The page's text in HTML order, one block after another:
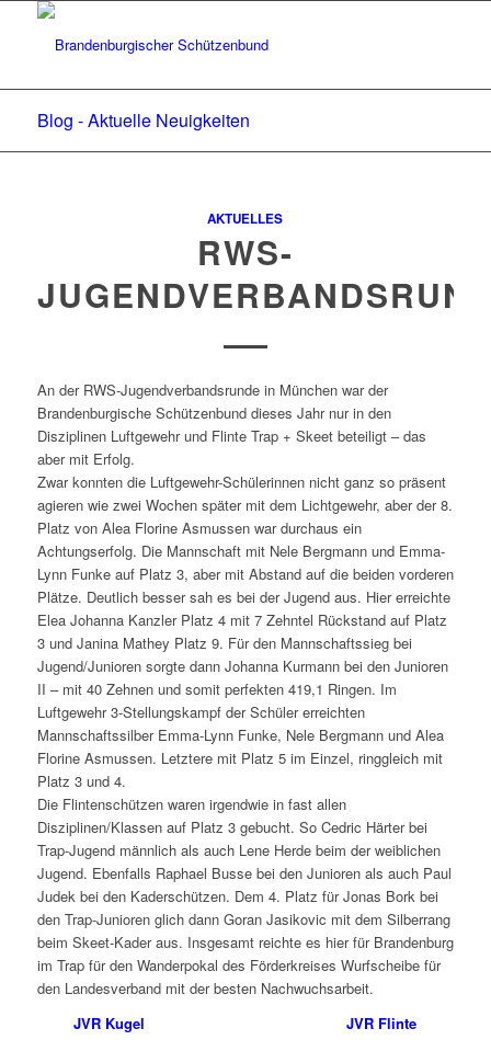
Blog - Aktuelle Neuigkeiten
AKTUELLES
RWS-
An der RWS-Jugendverbandsrunde in München war der
Brandenburgische Schützenbund dieses Jahr nur in den
Disziplinen Luftgewehr und Flinte Trap + Skeet beteiligt – das
aber mit Erfolg.
Zwar konnten die Luftgewehr-Schülerinnen nicht ganz so präsent
agieren wie zwei Wochen später mit dem Lichtgewehr, aber der 8.
Platz von Alea Florine Asmussen war durchaus ein
Achtungserfolg. Die Mannschaft mit Nele Bergmann und Emma-
Lynn Funke auf Platz 3, aber mit Abstand auf die beiden vorderen
Plätze. Deutlich besser sah es bei der Jugend aus. Hier erreichte
Elea Johanna Kanzler Platz 4 mit 7 Zehntel Rückstand auf Platz
3 und Janina Mathey Platz 9. Für den Mannschaftssieg bei
Jugend/Junioren sorgte dann Johanna Kurmann bei den Junioren
II – mit 40 Zehnen und somit perfekten 419,1 Ringen. Im
Luftgewehr 3-Stellungskampf der Schüler erreichten
Mannschaftssilber Emma-Lynn Funke, Nele Bergmann und Alea
Florine Asmussen. Letztere mit Platz 5 im Einzel, ringgleich mit
Platz 3 und 4.
Die Flintenschützen waren irgendwie in fast allen
Disziplinen/Klassen auf Platz 3 gebucht. So Cedric Härter bei
Trap-Jugend männlich als auch Lene Herde beim der weiblichen
Jugend. Ebenfalls Raphael Busse bei den Junioren als auch Paul
Judek bei den Kaderschützen. Dem 4. Platz für Jonas Bork bei
den Trap-Junioren glich dann Goran Jasikovic mit dem Silberrang
beim Skeet-Kader aus. Insgesamt reichte es hier für Brandenburg
im Trap für den Wanderpokal des Förderkreises Wurfscheibe für
den Landesverband mit der besten Nachwuchsarbeit.
JVR Kugel
JVR Flinte